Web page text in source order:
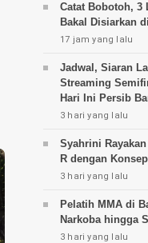
Catat Bobotoh, 3
Bakal Disiarkan
17 jam yang lalu
Jadwal, Siaran
Streaming
Hari Ini Persib
Jakarta
3 hari yang lalu
Syahrini
R dengan
3 hari yang lalu
Pelatih MMA di
Narkoba hingga
3 hari yang lalu